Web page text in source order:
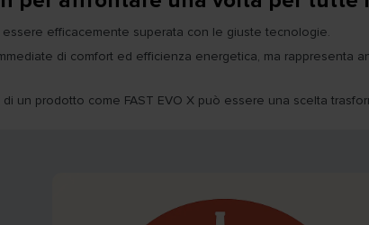
efficacemente superata con le giuste tecnologie.
di comfort ed efficienza energetica, ma rappresenta
un prodotto come FAST EVO X può essere una scelta